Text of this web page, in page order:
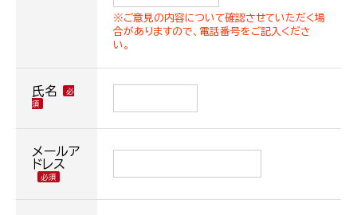
※ご意見の内容について確認させていただく場
合がありますので、電話番号をご記入くださ
い。
氏名
メールア
ドレス